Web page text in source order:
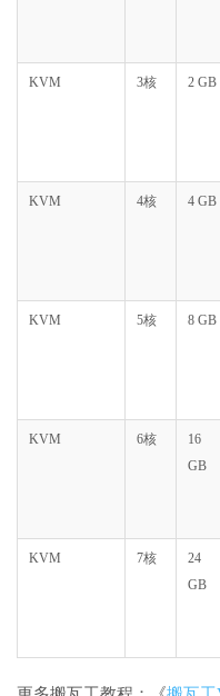
KVM 3核 2 GB
KVM 4核 4 GB
KVM 5核 8 GB
KVM 6核
16
GB
KVM 7核
24
GB